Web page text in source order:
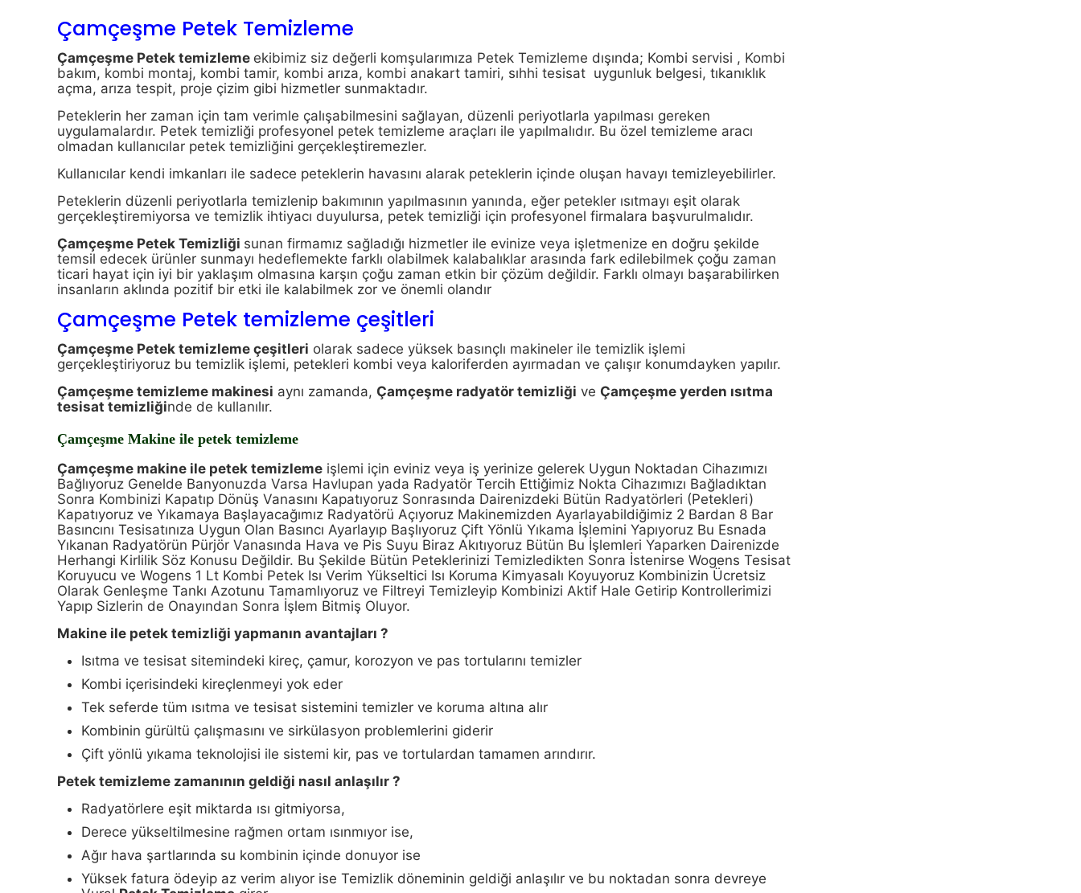
Çamçeşme Petek Temizleme
Çamçeşme Petek temizleme ekibimiz siz değerli komşularımıza Petek Temizleme dışında; Kombi servisi , Kombi
bakım, kombi montaj, kombi tamir, kombi arıza, kombi anakart tamiri, sıhhi tesisat uygunluk belgesi, tıkanıklık
açma, arıza tespit, proje çizim gibi hizmetler sunmaktadır.
Peteklerin her zaman için tam verimle çalışabilmesini sağlayan, düzenli periyotlarla yapılması gereken
uygulamalardır. Petek temizliği profesyonel petek temizleme araçları ile yapılmalıdır. Bu özel temizleme aracı
olmadan kullanıcılar petek temizliğini gerçekleştiremezler.
Kullanıcılar kendi imkanları ile sadece peteklerin havasını alarak peteklerin içinde oluşan havayı temizleyebilirler.
Peteklerin düzenli periyotlarla temizlenip bakımının yapılmasının yanında, eğer petekler ısıtmayı eşit olarak
gerçekleştiremiyorsa ve temizlik ihtiyacı duyulursa, petek temizliği için profesyonel firmalara başvurulmalıdır.
Çamçeşme Petek Temizliği sunan firmamız sağladığı hizmetler ile evinize veya işletmenize en doğru şekilde
temsil edecek ürünler sunmayı hedeflemekte farklı olabilmek kalabalıklar arasında fark edilebilmek çoğu zaman
ticari hayat için iyi bir yaklaşım olmasına karşın çoğu zaman etkin bir çözüm değildir. Farklı olmayı başarabilirken
insanların aklında pozitif bir etki ile kalabilmek zor ve önemli olandır
Çamçeşme Petek temizleme çeşitleri
Çamçeşme Petek temizleme çeşitleri olarak sadece yüksek basınçlı makineler ile temizlik işlemi
gerçekleştiriyoruz bu temizlik işlemi, petekleri kombi veya kaloriferden ayırmadan ve çalışır konumdayken yapılır.
Çamçeşme temizleme makinesi aynı zamanda, Çamçeşme radyatör temizliği ve Çamçeşme yerden ısıtma
tesisat temizliğinde de kullanılır.
Çamçeşme Makine ile petek temizleme
Çamçeşme makine ile petek temizleme işlemi için eviniz veya iş yerinize gelerek Uygun Noktadan Cihazımızı
Bağlıyoruz Genelde Banyonuzda Varsa Havlupan yada Radyatör Tercih Ettiğimiz Nokta Cihazımızı Bağladıktan
Sonra Kombinizi Kapatıp Dönüş Vanasını Kapatıyoruz Sonrasında Dairenizdeki Bütün Radyatörleri (Petekleri)
Kapatıyoruz ve Yıkamaya Başlayacağımız Radyatörü Açıyoruz Makinemizden Ayarlayabildiğimiz 2 Bardan 8 Bar
Basıncını Tesisatınıza Uygun Olan Basıncı Ayarlayıp Başlıyoruz Çift Yönlü Yıkama İşlemini Yapıyoruz Bu Esnada
Yıkanan Radyatörün Pürjör Vanasında Hava ve Pis Suyu Biraz Akıtıyoruz Bütün Bu İşlemleri Yaparken Dairenizde
Herhangi Kirlilik Söz Konusu Değildir. Bu Şekilde Bütün Peteklerinizi Temizledikten Sonra İstenirse Wogens Tesisat
Koruyucu ve Wogens 1 Lt Kombi Petek Isı Verim Yükseltici Isı Koruma Kimyasalı Koyuyoruz Kombinizin Ücretsiz
Olarak Genleşme Tankı Azotunu Tamamlıyoruz ve Filtreyi Temizleyip Kombinizi Aktif Hale Getirip Kontrollerimizi
Yapıp Sizlerin de Onayından Sonra İşlem Bitmiş Oluyor.
Makine ile petek temizliği yapmanın avantajları ?
Isıtma ve tesisat sitemindeki kireç, çamur, korozyon ve pas tortularını temizler
Kombi içerisindeki kireçlenmeyi yok eder
Tek seferde tüm ısıtma ve tesisat sistemini temizler ve koruma altına alır
Kombinin gürültü çalışmasını ve sirkülasyon problemlerini giderir
Çift yönlü yıkama teknolojisi ile sistemi kir, pas ve tortulardan tamamen arındırır.
Petek temizleme zamanının geldiği nasıl anlaşılır ?
Radyatörlere eşit miktarda ısı gitmiyorsa,
Derece yükseltilmesine rağmen ortam ısınmıyor ise,
Ağır hava şartlarında su kombinin içinde donuyor ise
Yüksek fatura ödeyip az verim alıyor ise Temizlik döneminin geldiği anlaşılır ve bu noktadan sonra devreye